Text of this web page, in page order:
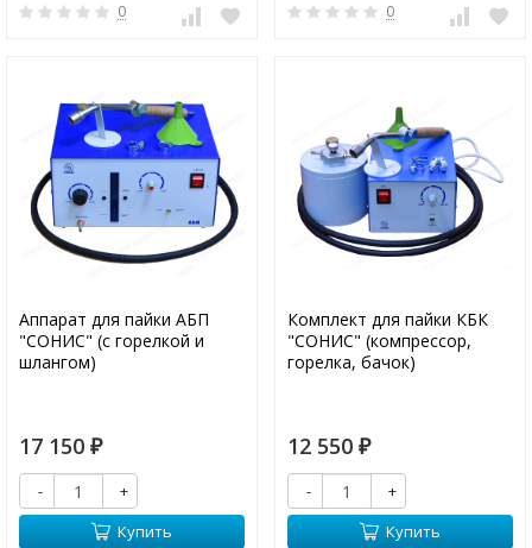
0 0
Аппарат для пайки АБП
"СОНИС" (с горелкой и
шлангом)
17 150 ₽
-
+
Купить
Комплект для пайки КБК
"СОНИС" (компрессор,
горелка, бачок)
12 550 ₽
-
+
Купить